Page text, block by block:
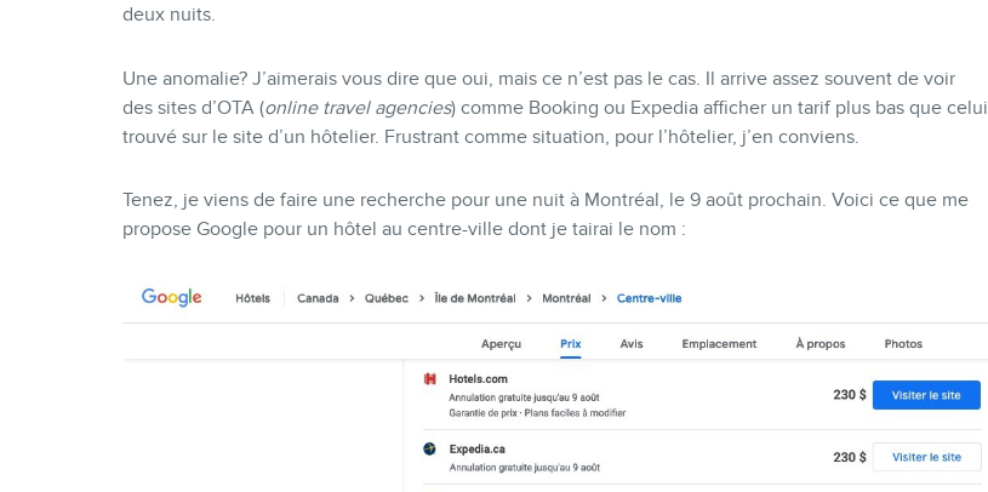
deux nuits.
Une anomalie? J’aimerais vous dire que oui, mais ce n’est pas le cas. Il arrive assez souvent de voir
des sites d’OTA (online travel agencies) comme Booking ou Expedia afficher un tarif plus bas que celui
trouvé sur le site d’un hôtelier. Frustrant comme situation, pour l’hôtelier, j’en conviens.
Tenez, je viens de faire une recherche pour une nuit à Montréal, le 9 août prochain. Voici ce que me
propose Google pour un hôtel au centre-ville dont je tairai le nom :